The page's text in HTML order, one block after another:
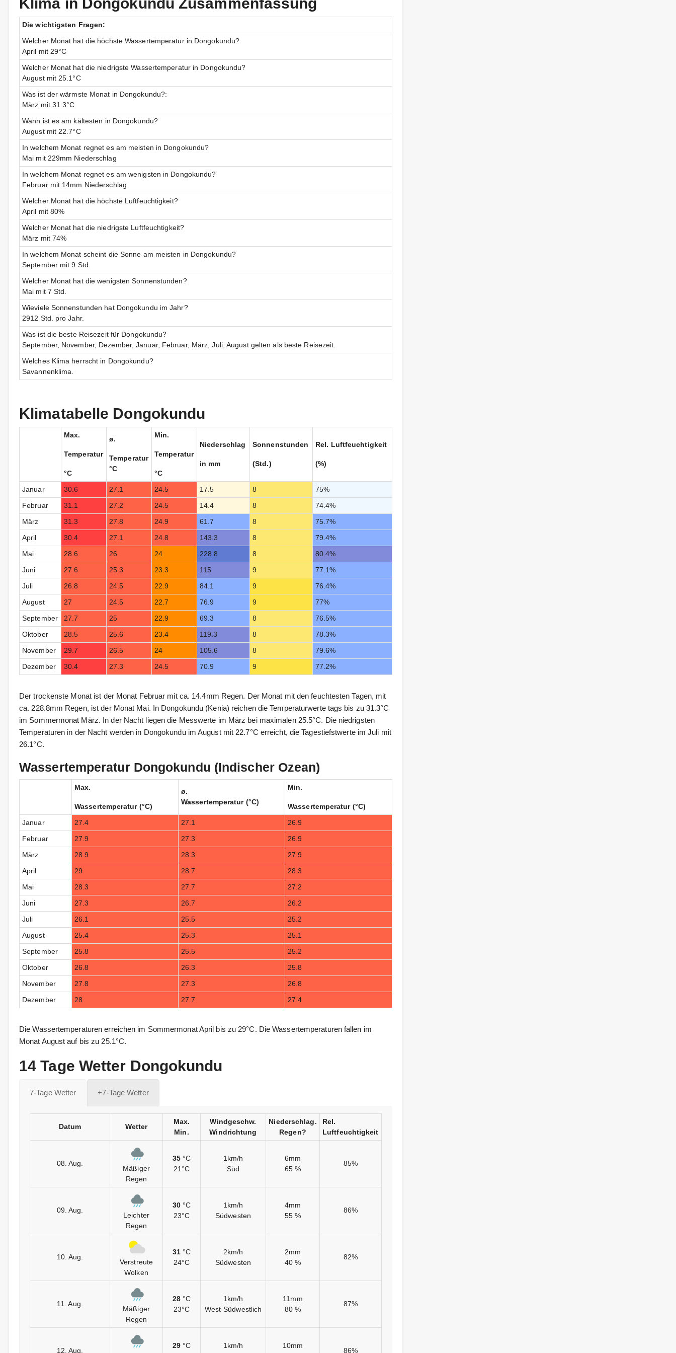
Klima in Dongokundu Zusammenfassung
Die wichtigsten Fragen:
Welcher Monat hat die höchste Wassertemperatur in Dongokundu?
April mit 29°C
Welcher Monat hat die niedrigste Wassertemperatur in Dongokundu?
August mit 25.1°C
Was ist der wärmste Monat in Dongokundu?:
März mit 31.3°C
Wann ist es am kältesten in Dongokundu?
August mit 22.7°C
In welchem Monat regnet es am meisten in Dongokundu?
Mai mit 229mm Niederschlag
In welchem Monat regnet es am wenigsten in Dongokundu?
Februar mit 14mm Niederschlag
Welcher Monat hat die höchste Luftfeuchtigkeit?
April mit 80%
Welcher Monat hat die niedrigste Luftfeuchtigkeit?
März mit 74%
In welchem Monat scheint die Sonne am meisten in Dongokundu?
September mit 9 Std.
Welcher Monat hat die wenigsten Sonnenstunden?
Mai mit 7 Std.
Wieviele Sonnenstunden hat Dongokundu im Jahr?
2912 Std. pro Jahr.
Was ist die beste Reisezeit für Dongokundu?
September, November, Dezember, Januar, Februar, März, Juli, August gelten als beste Reisezeit.
Welches Klima herrscht in Dongokundu?
Savannenklima.
Klimatabelle Dongokundu
Max.
Temperatur
°C
ø.
Temperatur
°C
Min.
Temperatur
°C
Niederschlag
in mm
Sonnenstunden
(Std.)
Rel. Luftfeuchtigkeit
(%)
Januar 30.6 27.1 24.5 17.5 8 75%
Februar 31.1 27.2 24.5 14.4 8 74.4%
März 31.3 27.8 24.9 61.7 8 75.7%
April 30.4 27.1 24.8 143.3 8 79.4%
Mai 28.6 26 24 228.8 8 80.4%
Juni 27.6 25.3 23.3 115 9 77.1%
Juli 26.8 24.5 22.9 84.1 9 76.4%
August 27 24.5 22.7 76.9 9 77%
September 27.7 25 22.9 69.3 8 76.5%
Oktober 28.5 25.6 23.4 119.3 8 78.3%
November 29.7 26.5 24 105.6 8 79.6%
Dezember 30.4 27.3 24.5 70.9 9 77.2%
Der trockenste Monat ist der Monat Februar mit ca. 14.4mm Regen. Der Monat mit den feuchtesten Tagen, mit
ca. 228.8mm Regen, ist der Monat Mai. In Dongokundu (Kenia) reichen die Temperaturwerte tags bis zu 31.3°C
im Sommermonat März. In der Nacht liegen die Messwerte im März bei maximalen 25.5°C. Die niedrigsten
Temperaturen in der Nacht werden in Dongokundu im August mit 22.7°C erreicht, die Tagestiefstwerte im Juli mit
26.1°C.
Wassertemperatur Dongokundu (Indischer Ozean)
Max.
Wassertemperatur (°C)
ø.
Wassertemperatur (°C)
Min.
Wassertemperatur (°C)
Januar 27.4 27.1 26.9
Februar 27.9 27.3 26.9
März 28.9 28.3 27.9
April 29 28.7 28.3
Mai 28.3 27.7 27.2
Juni 27.3 26.7 26.2
Juli 26.1 25.5 25.2
August 25.4 25.3 25.1
September 25.8 25.5 25.2
Oktober 26.8 26.3 25.8
November 27.8 27.3 26.8
Dezember 28 27.7 27.4
Die Wassertemperaturen erreichen im Sommermonat April bis zu 29°C. Die Wassertemperaturen fallen im
Monat August auf bis zu 25.1°C.
14 Tage Wetter Dongokundu
7-Tage Wetter +7-Tage Wetter
Datum Wetter
Max.
Min.
Windgeschw.
Windrichtung
Niederschlag.
Regen?
Rel.
Luftfeuchtigkeit
08. Aug.
Mäßiger
Regen
35 °C
21°C
1km/h
Süd
6mm
65 %
85%
09. Aug.
Leichter
Regen
30 °C
23°C
1km/h
Südwesten
4mm
55 %
86%
10. Aug.
Verstreute
Wolken
31 °C
24°C
2km/h
Südwesten
2mm
40 %
82%
11. Aug.
Mäßiger
Regen
28 °C
23°C
1km/h
West-Südwestlich
11mm
80 %
87%
12. Aug.
29 °C
1km/h
10mm
86%